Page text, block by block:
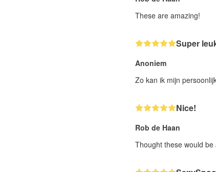
These are amazing!
Super
Anoniem
Zo kan ik mijn
Nice!
Rob de Haan
Thought these would